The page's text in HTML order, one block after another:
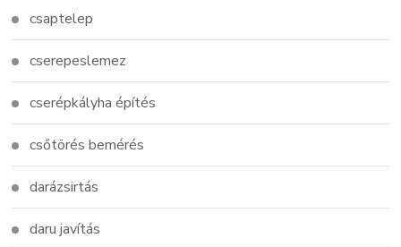
csaptelep
cserepeslemez
cserépkályha építés
csőtörés bemérés
darázsirtás
daru javítás